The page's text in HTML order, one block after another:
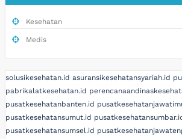
Kesehatan
Medis
solusikesehatan.id asuransikesehatansyariah.id
pabrikalatkesehatan.id
pusatkesehatanbanten.id
pusatkesehatansumut.id
pusatkesehatansumsel.id